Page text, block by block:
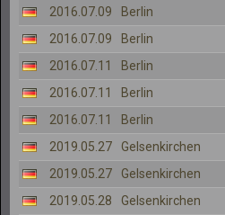
2016.07.09
Berlin
2016.07.09
Berlin
2016.07.11
Berlin
2016.07.11
Berlin
2016.07.11
Berlin
2019.05.27
Gelsenkirchen
2019.05.27
Gelsenkirchen
2019.05.28
Gelsenkirchen